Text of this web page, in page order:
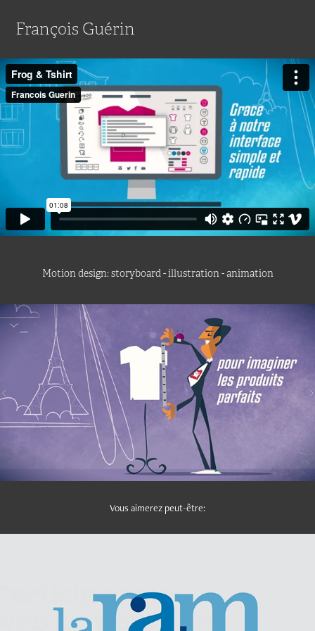
François Guérin
Motion design: storyboard - illustration - animation
Vous aimerez peut-être:
2018